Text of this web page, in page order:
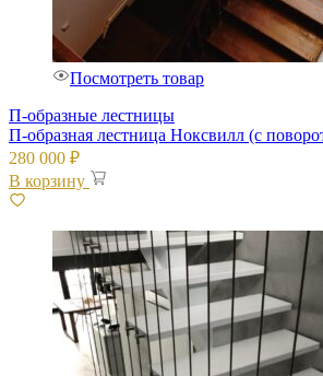
Посмотреть товар
П-образные лестницы
П-образная лестница Ноксвилл (с
280 000 ₽
В корзину